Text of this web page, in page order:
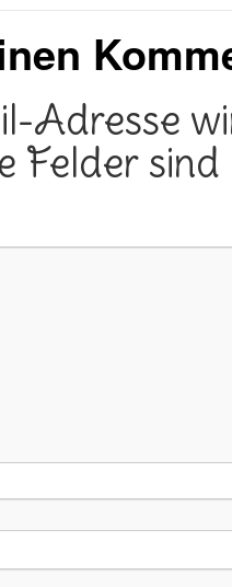
Adresse
Felder